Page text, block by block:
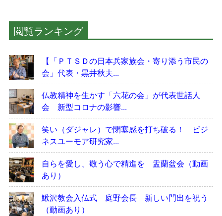
閲覧ランキング
【「ＰＴＳＤの日本兵家族会・寄り添う市民の
会」代表・黒井秋夫...
仏教精神を生かす「六花の会」が代表世話人
会 新型コロナの影響...
笑い（ダジャレ）で閉塞感を打ち破る！ ビジ
ネスユーモア研究家...
自らを愛し、敬う心で精進を 盂蘭盆会（動画
あり）
鰍沢教会入仏式 庭野会長 新しい門出を祝う
（動画あり）